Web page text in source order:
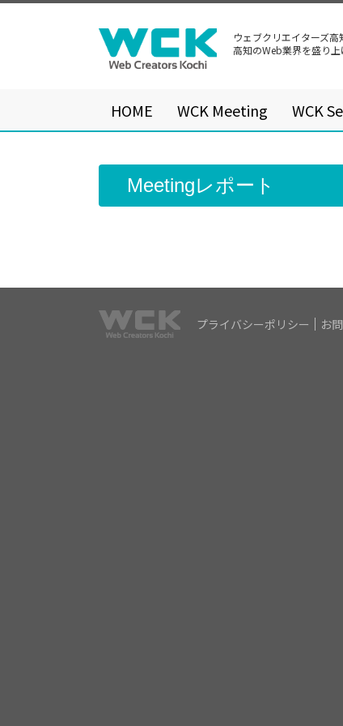
ウェブクリエイターズ高
高知のWeb業界を盛り
HOME WCK Meeting WCK
Meetingレポート
プライバシーポリシー お